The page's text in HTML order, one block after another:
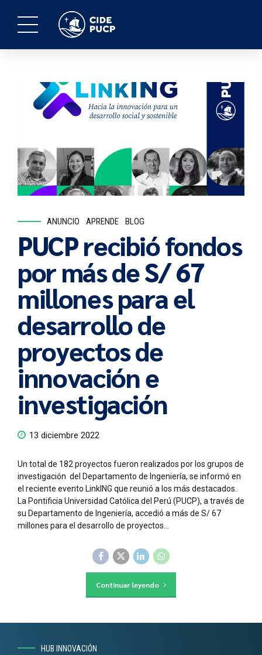
ANUNCIO APRENDE BLOG
PUCP recibió fondos
por más de S/ 67
millones para el
desarrollo de
proyectos de
innovación e
investigación
13 diciembre 2022
Un total de 182 proyectos fueron realizados por los grupos de
investigación del Departamento de Ingeniería, se informó en
el reciente evento LinkING que reunió a los más destacados.
La Pontificia Universidad Católica del Perú (PUCP), a través de
su Departamento de Ingeniería, accedió a más de S/ 67
millones para el desarrollo de proyectos...
Continuar leyendo
HUB INNOVACIÓN